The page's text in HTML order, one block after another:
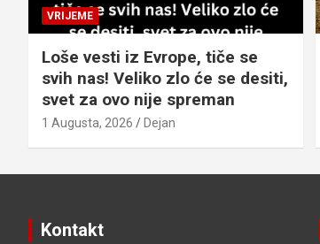
VRIJEME
Loše vesti iz Evrope, tiče se
svih nas! Veliko zlo će se desiti,
svet za ovo nije spreman
1 Augusta, 2026 Dejan
Kontakt